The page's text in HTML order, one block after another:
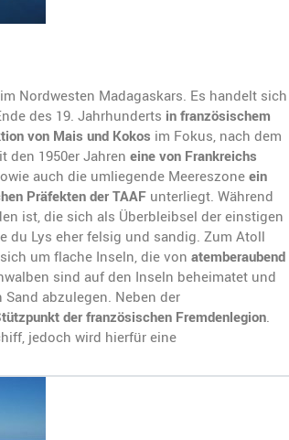
Nordwesten Madagaskars. Es handelt sich
des 19. Jahrhunderts in französischem
von Mais und Kokos im Fokus, nach dem
den 1950er Jahren eine von Frankreichs
auch die umliegende Meereszone ein
Präfekten der TAAF unterliegt. Während
ist, die sich als Überbleibsel der einstigen
du Lys eher felsig und sandig. Zum Atoll
um flache Inseln, die von atemberaubend
sind auf den Inseln beheimatet und
abzulegen. Neben der
der französischen Fremdenlegion.
jedoch wird hierfür eine